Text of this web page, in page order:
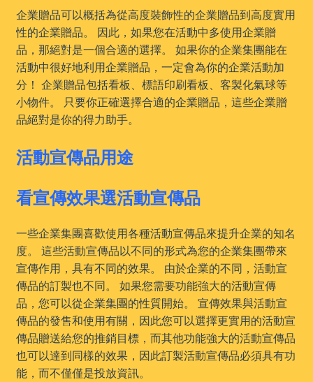
企業贈品可以概括為從高度裝飾性的企業贈品到高度實用
性的企業贈品。 因此，如果您在活動中多使用企業贈
品，那絕對是一個合適的選擇。 如果你的企業集團能在
活動中很好地利用企業贈品，一定會為你的企業活動加
分！ 企業贈品包括看板、標語印刷看板、客製化氣球等
小物件。 只要你正確選擇合適的企業贈品，這些企業贈
品絕對是你的得力助手。
活動宣傳品用途
看宣傳效果選活動宣傳品
一些企業集團喜歡使用各種活動宣傳品來提升企業的知名
度。 這些活動宣傳品以不同的形式為您的企業集團帶來
宣傳作用，具有不同的效果。 由於企業的不同，活動宣
傳品的訂製也不同。 如果您需要功能強大的活動宣傳
品，您可以從企業集團的性質開始。 宣傳效果與活動宣
傳品的發售和使用有關，因此您可以選擇更實用的活動宣
傳品贈送給您的推銷目標，而其他功能強大的活動宣傳品
也可以達到同樣的效果，因此訂製活動宣傳品必須具有功
能，而不僅僅是投放資訊。